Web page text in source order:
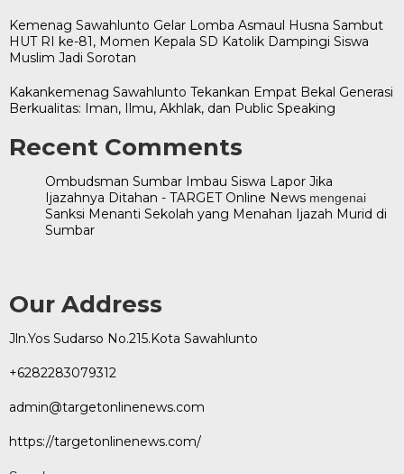
Kemenag Sawahlunto Gelar Lomba Asmaul Husna Sambut
HUT RI ke-81, Momen Kepala SD Katolik Dampingi Siswa
Muslim Jadi Sorotan
Kakankemenag Sawahlunto Tekankan Empat Bekal Generasi
Berkualitas: Iman, Ilmu, Akhlak, dan Public Speaking
Recent Comments
Ombudsman Sumbar Imbau Siswa Lapor Jika
Ijazahnya Ditahan - TARGET Online News mengenai
Sanksi Menanti Sekolah yang Menahan Ijazah Murid di
Sumbar
Our Address
Jln.Yos Sudarso No.215.Kota Sawahlunto
+6282283079312
admin@targetonlinenews.com
https://targetonlinenews.com/